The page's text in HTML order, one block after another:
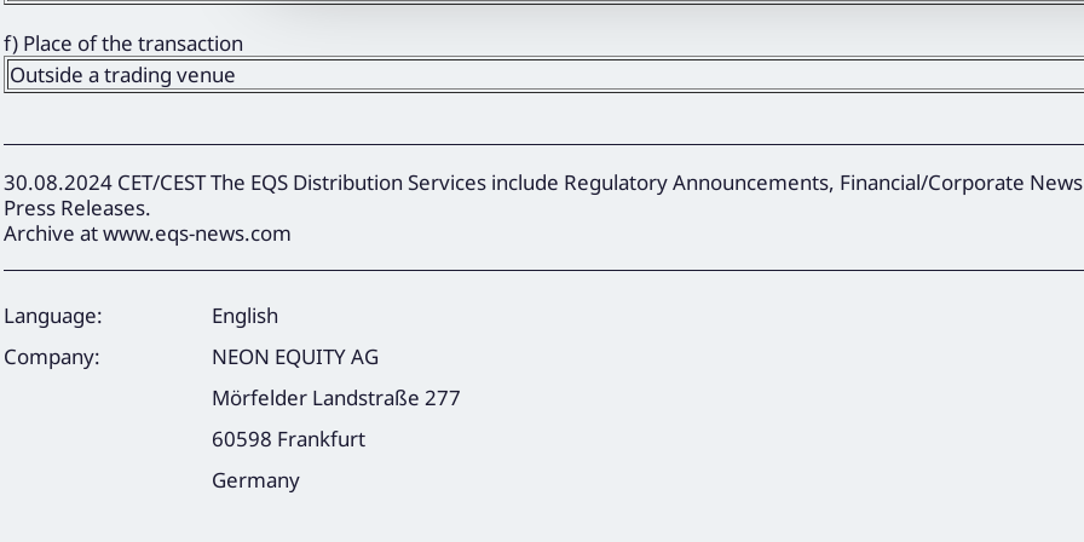
f) Place of the transaction
Outside a trading venue
30.08.2024 CET/CEST The EQS Distribution Services include Regulatory Announcements, Financial/Corporate
Press Releases.
Archive at www.eqs-news.com
Language:
English
Company:
NEON EQUITY AG
Mörfelder Landstraße 277
60598 Frankfurt
Germany